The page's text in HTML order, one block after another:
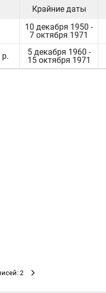
Крайние даты
10 декабря 1950 -
7 октября 1971
5 декабря 1960 -
15 октября 1971
2